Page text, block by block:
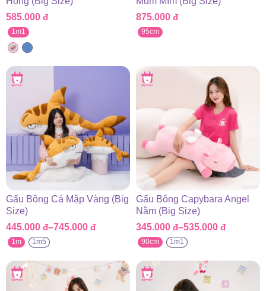
585.000 đ
1m1
875.000 đ
95cm
Gấu Bông Cá Mập Vàng (Big
Size)
445.000 đ–745.000 đ
Khoảng
giá:
445.000 đ
đến
745.000 đ
1m 1m5
Gấu Bông Capybara Angel
Nằm (Big Size)
345.000 đ–535.000 đ
Khoảng
giá:
345.000 đ
đến
535.000 đ
90cm 1m1